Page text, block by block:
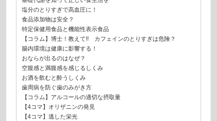
塩分のとりすぎで高血圧に！
食品添加物は安全？
特定保健用食品と機能性表示食品
【コラム】博士！教えて!! カフェインのとりすぎは危険？
腸内環境は健康に影響する！
おならが出るのはなぜ？
空腹感と満腹感を感じるしくみ
お酒を飲むと酔うしくみ
歯周病を防ぐ歯のみがき方
【コラム】アルコールの適切な摂取量
【4コマ】オリザニンの発見
【4コマ】逃した栄光